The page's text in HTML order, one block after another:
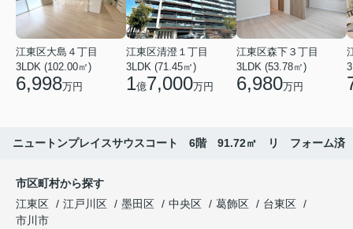
江東区大島４丁目
3LDK (102.00㎡)
6,998万円
江東区清澄１丁目
3LDK (71.45㎡)
1億7,000万円
江東区森下３丁目
3LDK (53.78㎡)
6,980万円
ニュートンプレイスサウスコート 6階 91.72㎡ リ フォーム済
市区町村から探す
江東区
江戸川区 墨田区 中央区 葛飾区
台東区
市川市